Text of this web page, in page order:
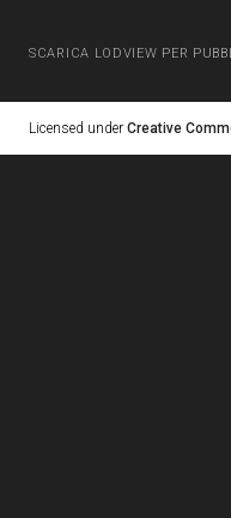
SCARICA LODVIEW PER
Licensed under Creative